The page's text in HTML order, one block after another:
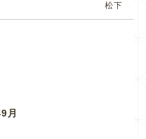
松下
月